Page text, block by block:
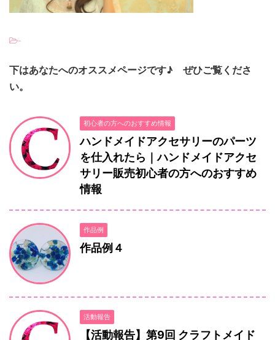
-
下はあなたへのオススメページです♪ ぜひご覧くださ
い。
初心者の方へのおすすめ情報
ハンドメイドアクセサリーのパーツ
を仕入れたら｜ハンドメイドアクセ
サリー販売初心者の方へのおすすめ
情報
作品例
作品例４
活動報告
【活動報告】第9回 クラフトメイド